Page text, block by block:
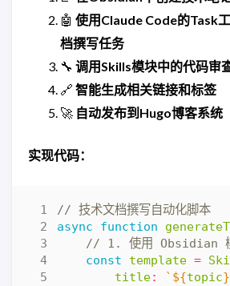
🤖 使用Claude Code的Task
档撰写任务
🔧 调用Skills模块中的代码审
🔗 智能生成相关链接和标签
🚀 自动发布到Hugo博客系统
实现代码：
async
function
const
template =
title: ` ${topic}